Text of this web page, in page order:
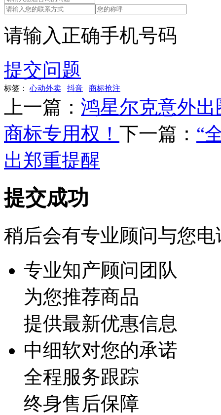
请输入正确手机号码
提交问题
标签： 心动外卖 抖音 商标抢注
上一篇： 鸿星尔克意外
商标专用权！ 下一篇： “
出郑重提醒
提交成功
稍后会有专业顾问与您
专业知产顾问团队
为您推荐商品
提供最新优惠信息
中细软对您的承诺
全程服务跟踪
终身售后保障